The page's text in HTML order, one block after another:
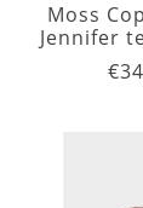
Moss
Jennifer